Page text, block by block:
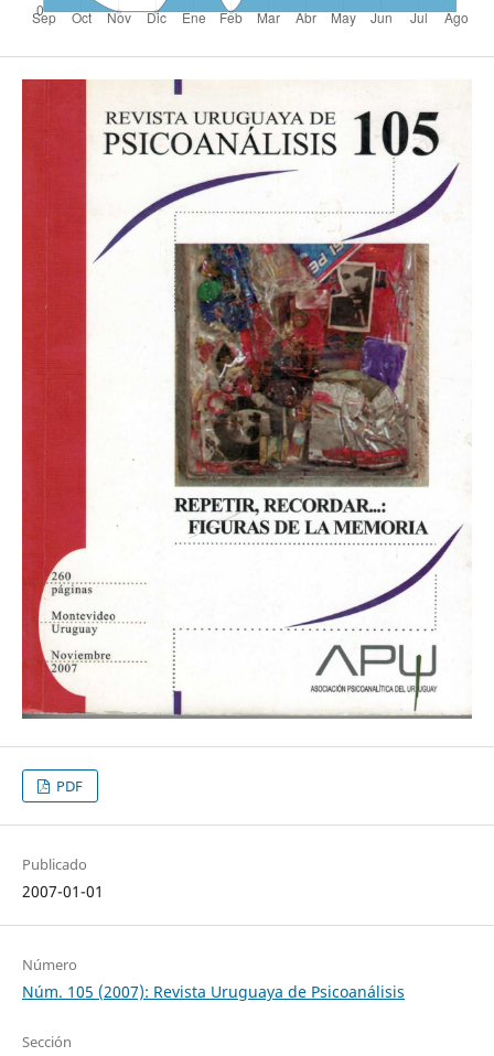
PDF
Publicado
2007-01-01
Número
Núm. 105 (2007): Revista Uruguaya de Psicoanálisis
Sección